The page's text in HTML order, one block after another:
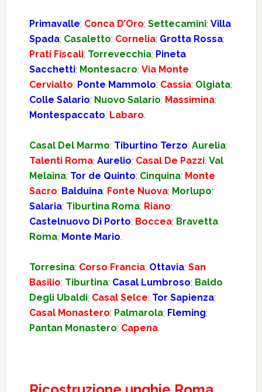
Primavalle; Conca D’Oro; Settecamini; Villa
Spada; Casaletto; Cornelia; Grotta Rossa;
Prati Fiscali; Torrevecchia; Pineta
Sacchetti; Montesacro; Via Monte
Cervialto; Ponte Mammolo; Cassia; Olgiata;
Colle Salario; Nuovo Salario; Massimina;
Montespaccato; Labaro.
Casal Del Marmo; Tiburtino Terzo; Aurelia;
Talenti Roma; Aurelio; Casal De Pazzi; Val
Melaina; Tor de Quinto; Cinquina; Monte
Sacro; Balduina; Fonte Nuova; Morlupo;
Salaria; Tiburtina Roma; Riano;
Castelnuovo Di Porto; Boccea; Bravetta
Roma; Monte Mario.
Torresina; Corso Francia; Ottavia; San
Basilio; Tiburtina; Casal Lumbroso; Baldo
Degli Ubaldi; Casal Selce; Tor Sapienza;
Casal Monastero; Palmarola; Fleming;
Pantan Monastero; Capena.